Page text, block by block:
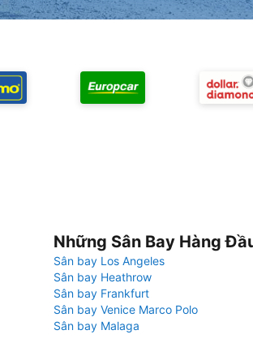
Những Sân Bay Hàng
Sân bay Los Angeles
Sân bay Heathrow
Sân bay Frankfurt
Sân bay Venice Marco Polo
Sân bay Malaga